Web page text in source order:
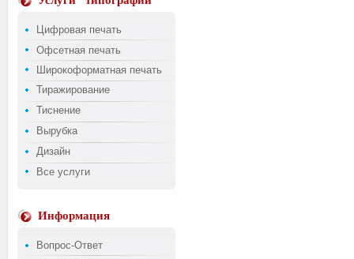
Цифровая печать
Офсетная печать
Широкоформатная печать
Тиражирование
Тиснение
Вырубка
Дизайн
Все услуги
Информация
Вопрос-Ответ